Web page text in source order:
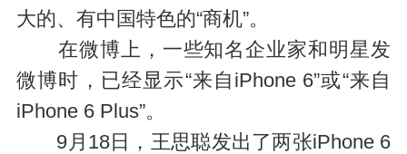
大的、有中国特色的“商机”。
在微博上，一些知名企业家和明星发
微博时，已经显示“来自iPhone 6”或“来自
iPhone 6 Plus”。
9月18日，王思聪发出了两张iPhone 6